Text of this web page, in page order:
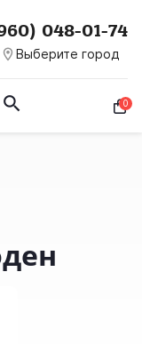
room Выберите город
048-01-74
0